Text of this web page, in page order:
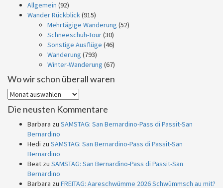
Allgemein (92)
Wander Rückblick(915)
Mehrtägige Wanderung (52)
Schneeschuh-Tour(30)
Sonstige Ausflüge (46)
Wanderung (793)
Winter-Wanderung (67)
Wo wir schon überall waren
Wo
schon
überall
Die neusten Kommentare
Barbara zu SAMSTAG: San Bernardino-Pass di Passit-San
Bernardino
Hedi zu SAMSTAG: San Bernardino-Pass di Passit-San
Bernardino
Beat zu SAMSTAG: San Bernardino-Pass di Passit-San
Bernardino
Barbara zu FREITAG: Aareschwümme 2026 Schwümmsch au mit?